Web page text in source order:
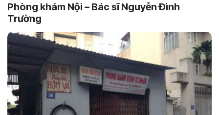
Phòng khám Nội – Bác sĩ Nguyễn Ðình
Trường